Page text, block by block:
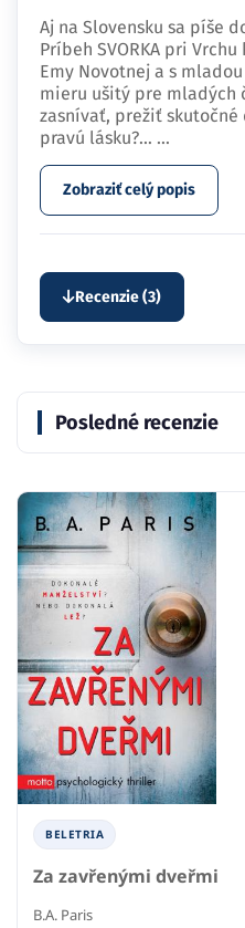
Aj na Slovensku sa píše
Príbeh SVORKA pri
Emy Novotnej a s
mieru ušitý pre mladých
zasnívať, prežiť
pravú lásku?… ...
Zobraziť celý popis
Recenzie (3)
Posledné recenzie
BELETRIA
Za zavřenými dveřmi
B.A. Paris